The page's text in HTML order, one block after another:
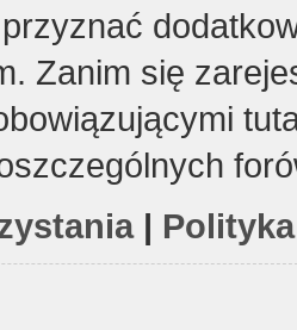
Zanim się
|